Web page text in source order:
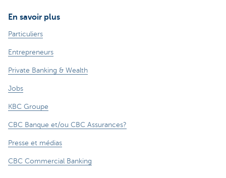
En savoir plus
Particuliers
Entrepreneurs
Private Banking & Wealth
Jobs
KBC Groupe
CBC Banque et/ou CBC Assurances?
Presse et médias
CBC Commercial Banking